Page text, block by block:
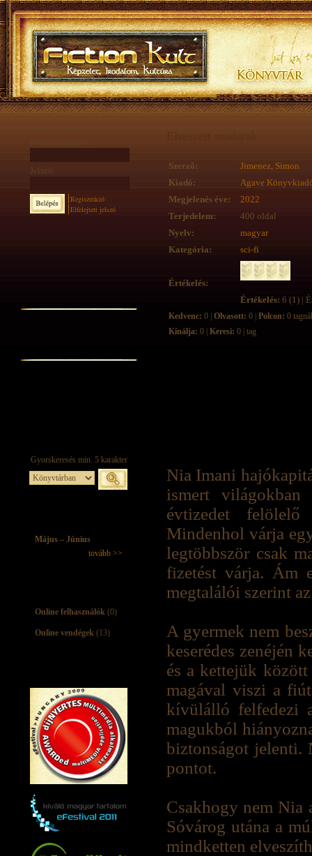
Jelszó:
Regisztráció
Elfelejtett jelszó
Május – Június
tovább >>
Online felhasználók (0)
Online vendégek (13)
Elveszett madarak
Szerző:
Jimenez, Simon
Kiadó:
Agave
Megjelenés éve:
2022
Terjedelem:
400 oldal
Nyelv:
magyar
Kategória:
sci-fi
Értékelés:
Értékelés: 6 (1) |
Kedvenc: 0 | Olvasott: 0 | Polcon: 0 tagnál
Kínálja: 0 | Keresi: 0 | tag
Nia Imani
ismert
évtizedet
Mindenhol várja
legtöbbször csak
fizetést várja. Ám
megtalálói szerint
A gyermek nem
keserédes zenéjén
és a kettejük
magával viszi a
kívülálló felfedezi
magukból
biztonságot jelenti.
pontot.
Csakhogy nem Nia
Sóvárog utána a
mindketten